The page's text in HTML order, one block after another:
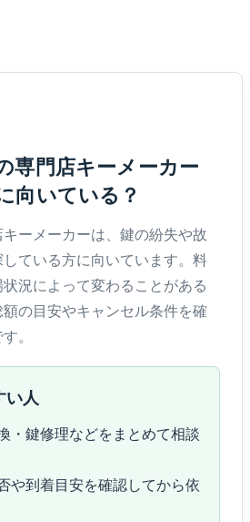
専門店キーメーカー
向いている？
ーメーカーは、鍵の紛失や故
ている方に向いています。料
況によって変わることがある
の目安やキャンセル条件を確
。
い人
・鍵修理などをまとめて相談
や到着目安を確認してから依